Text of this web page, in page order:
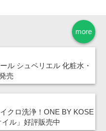
more
ル シュペリエル 化粧水・
売
クロ洗浄！ONE BY KOSE
イル」好評販売中